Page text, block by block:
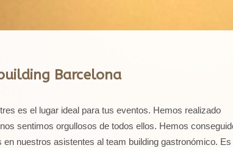
Barcelona
es el lugar ideal para tus eventos. Hemos realizado
sentimos orgullosos de todos ellos. Hemos
nuestros asistentes al team building gastronómico. Es